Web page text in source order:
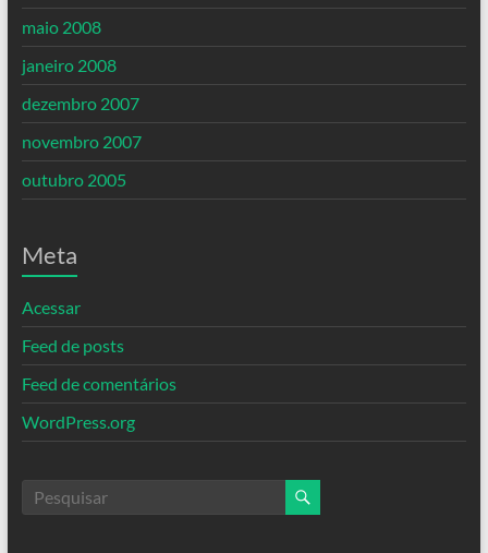
maio 2008
janeiro 2008
dezembro 2007
novembro 2007
outubro 2005
Meta
Acessar
Feed de posts
Feed de comentários
WordPress.org